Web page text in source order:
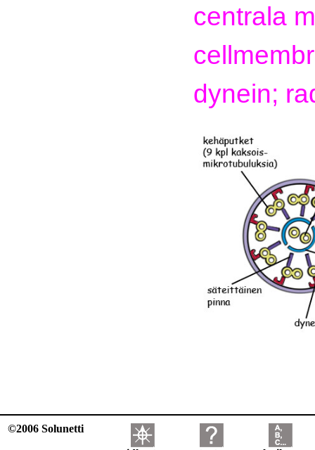
centrala
dynein;
©2006 Solunetti